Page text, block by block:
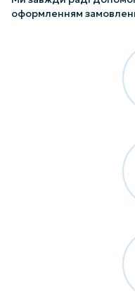
оформленням